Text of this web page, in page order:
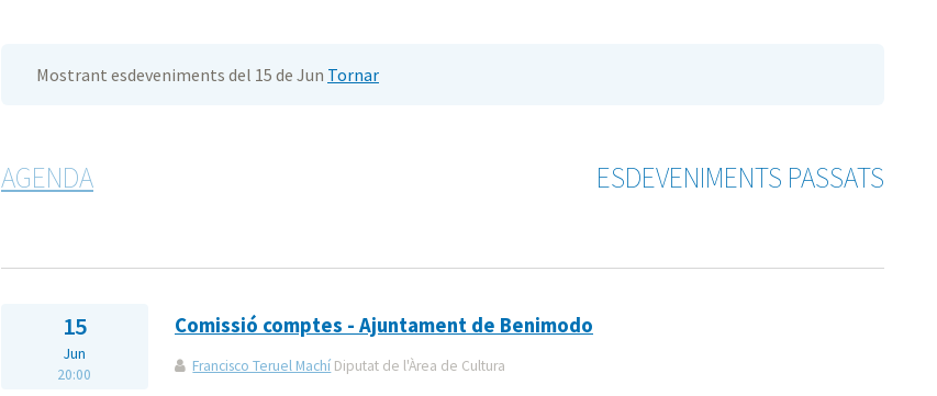
Mostrant esdeveniments del 15 de Jun Tornar
AGENDA ESDEVENIMENTS PASSATS
15
Jun
20:00
Comissió comptes - Ajuntament de Benimodo
Francisco Teruel Machí Diputat de l'Àrea de Cultura